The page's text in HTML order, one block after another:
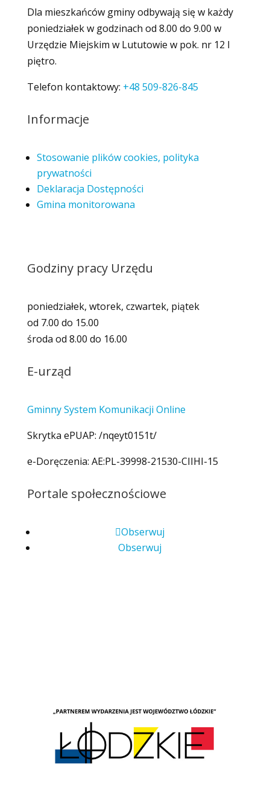
Dla mieszkańców gminy odbywają się w każdy
poniedziałek w godzinach od 8.00 do 9.00 w
Urzędzie Miejskim w Lututowie w pok. nr 12 I
piętro.
Telefon kontaktowy: +48 509-826-845
Informacje
Stosowanie plików cookies, polityka
prywatności
Deklaracja Dostępności
Gmina monitorowana
Godziny pracy Urzędu
poniedziałek, wtorek, czwartek, piątek
od 7.00 do 15.00
środa od 8.00 do 16.00
E-urząd
Gminny System Komunikacji Online
Skrytka ePUAP: /nqeyt0151t/
e-Doręczenia: AE:PL-39998-21530-CIIHI-15
Portale społecznościowe
Obserwuj
Obserwuj